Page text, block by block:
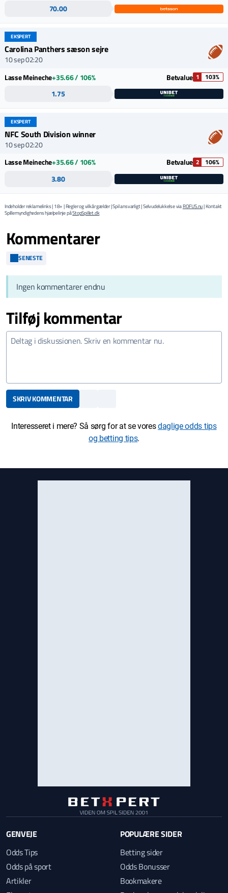
70.00
EKSPERT
Carolina Panthers sæson sejre
10 sep 02:20
Lasse Meineche+35.66 / 106% Betvalue 1 103%
1.75
EKSPERT
NFC South Division winner
10 sep 02:20
Lasse Meineche+35.66 / 106% Betvalue 2 106%
3.80
Indeholder reklamelinks | 18+ | Regler og vilkår gælder | Spil ansvarligt | Selvudelukkelse viaROFUS.nu| Kontakt
Spillemyndighedens hjælpelinje påStopSpillet.dk
Kommentarer
SENESTE
Ingen kommentarer endnu
Tilføj kommentar
SKRIV KOMMENTAR
Interesseret i mere? Så sørg for at se voresdaglige odds tips
og betting tips.
GENVEJE
Odds Tips
Odds på sport
Artikler
POPULÆRE SIDER
Betting sider
Odds Bonusser
Bookmakere